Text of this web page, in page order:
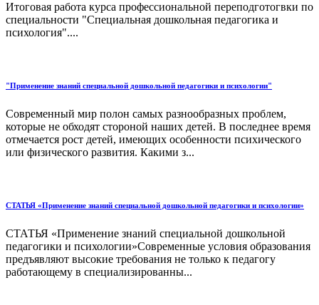
Итоговая работа курса профессиональной переподготогвки по
специальности "Специальная дошкольная педагогика и
психология"....
"Применение знаний специальной дошкольной педагогики и психологии"
Современный мир полон самых разнообразных проблем,
которые не обходят стороной наших детей. В последнее время
отмечается рост детей, имеющих особенности психического
или физического развития. Какими з...
СТАТЬЯ «Применение знаний специальной дошкольной педагогики и психологии»
СТАТЬЯ «Применение знаний специальной дошкольной
педагогики и психологии»Современные условия образования
предъявляют высокие требования не только к педагогу
работающему в специализированны...